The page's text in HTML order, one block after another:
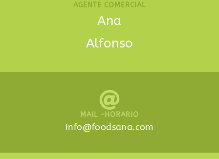
AGENTE COMERCIAL
Ana
Alfonso
MAIL -HORARIO
info@foodsana.com